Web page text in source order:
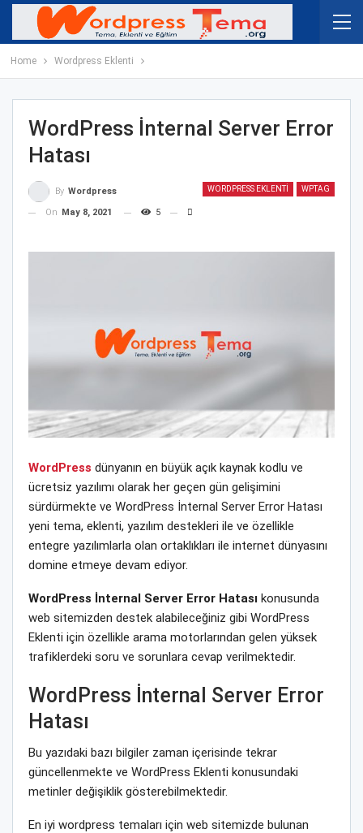
Home Wordpress Eklenti
WordPress İnternal Server Error
Hatası
WORDPRESS EKLENTI WPTAG
By Wordpress
On
May 8, 2021 5
WordPress dünyanın en büyük açık kaynak kodlu ve
ücretsiz yazılımı olarak her geçen gün gelişimini
sürdürmekte ve WordPress İnternal Server Error Hatası
yeni tema, eklenti, yazılım destekleri ile ve özellikle
entegre yazılımlarla olan ortaklıkları ile internet dünyasını
domine etmeye devam ediyor.
WordPress İnternal Server Error Hatası konusunda
web sitemizden destek alabileceğiniz gibi WordPress
Eklenti için özellikle arama motorlarından gelen yüksek
trafiklerdeki soru ve sorunlara cevap verilmektedir.
WordPress İnternal Server Error
Hatası
Bu yazıdaki bazı bilgiler zaman içerisinde tekrar
güncellenmekte ve WordPress Eklenti konusundaki
metinler değişiklik gösterebilmektedir.
En iyi wordpress temaları için web sitemizde bulunan